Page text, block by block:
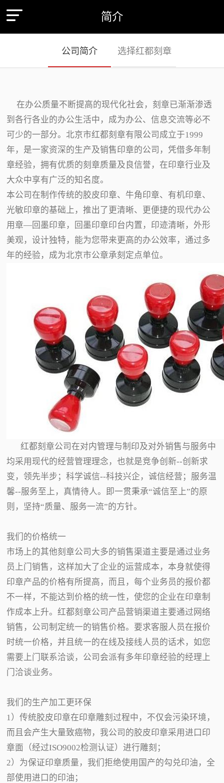
简介
公司简介 选择红都刻章
在办公质量不断提高的现代化社会，刻章已渐渐渗透
到各行各业的办公生活中，成为办公、信息交流等必不
可少的一部分。北京市红都刻章有限公司成立于1999
年，是一家资深的生产及销售印章的公司，凭借多年制
章经验，拥有优质的刻章质量及良信誉，在印章行业及
大众中享有广泛的知名度。
本公司在制作传统的胶皮印章、牛角印章、有机印章、
光敏印章的基础上，推出了更清晰、更便捷的现代办公
用章—回墨印章，回墨印章印台内置，印迹清晰，外形
美观，设计独特，能为您带来更高的办公效率，通过多
年的经验，成为北京市公章承刻定点单位。
红都刻章公司在对内管理与制印及对外销售与服务中
均采用现代的经营管理理念，也就是竞争创新--创新求
变，领先半步；科学诚信--科技兴企，诚信经营；服务温
馨--服务至上，真情待人。即一贯秉承“诚信至上”的原
则，坚持“质量、服务一流”的方针。
我们的价格统一
市场上的其他刻章公司大多的销售渠道主要是通过业务
员上门销售，这样加大了企业的运营成本，本身就使得
印章产品的价格有所提高，而且，每个业务员的报价都
不一样，不能达到价格的统一性，使您的企业在印章制
作成本上升。红都刻章公司产品营销渠道主要通过网络
销售，公司制定统一的销售价格。要求客服人员在报价
时统一价格，并且统一的在线及接线人员的话术，如您
需要上门联系洽谈，公司会派有多年印章经验的经理上
门洽谈业务。
我们的生产加工更环保
1）传统胶皮印章在印章雕刻过程中，不仅会污染环境，
而且会产生大量致癌物，我公司的胶皮印章采用进口印
章面（经过ISO9002检测认证）进行雕刻；
2）为保证印章质量，我们拒绝使用国产的勾兑印油，全
部使用进口的印油；